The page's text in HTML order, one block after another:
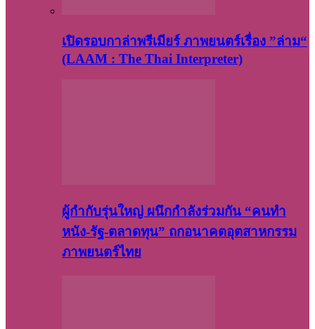
เปิดรอบกาล่าพรีเมียร์ ภาพยนตร์เรื่อง ”ล่าม“
(LAAM : The Thai Interpreter)
ผู้กำกับรุ่นใหญ่ ผนึกกำลังร่วมกัน “คนทำ
หนัง-รัฐ-ตลาดทุน” ถกอนาคตอุตสาหกรรม
ภาพยนตร์ไทย